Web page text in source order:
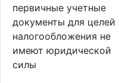
первичные учетные
документы для целей
налогообложения не
имеют юридической
силы